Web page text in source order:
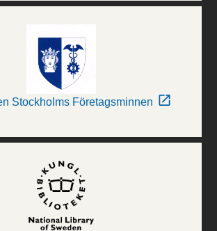
Stockholms Företagsminnen